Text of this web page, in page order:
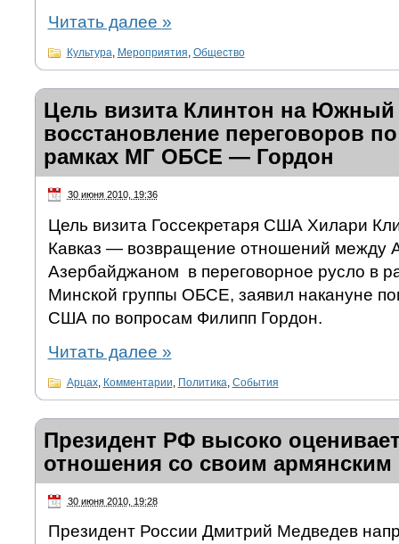
Читать далее »
Культура, Мероприятия, Общество
Цель визита Клинтон на Южный
восстановление переговоров
рамках МГ ОБСЕ — Гордон
30 июня 2010, 19:36
Цель визита Госсекретаря США Хилари
Кавказ — возвращение отношений между
Азербайджаном в переговорное русло в
Минской группы ОБСЕ, заявил накануне
США по вопросам Филипп Гордон.
Читать далее »
Арцах, Комментарии Политика События
Президент РФ высоко
отношения со своим армянским
30 июня 2010, 19:28
Президент России Дмитрий Медведев